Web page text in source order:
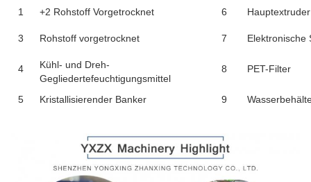
1 +2 Rohstoff Vorgetrocknet 6 Hauptextruder
3 Rohstoff vorgetrocknet 7 Elektronische
4
Kühl- und Dreh-
Gegliedertefeuchtigungsmittel
8 PET-Filter
5 Kristallisierender Banker 9